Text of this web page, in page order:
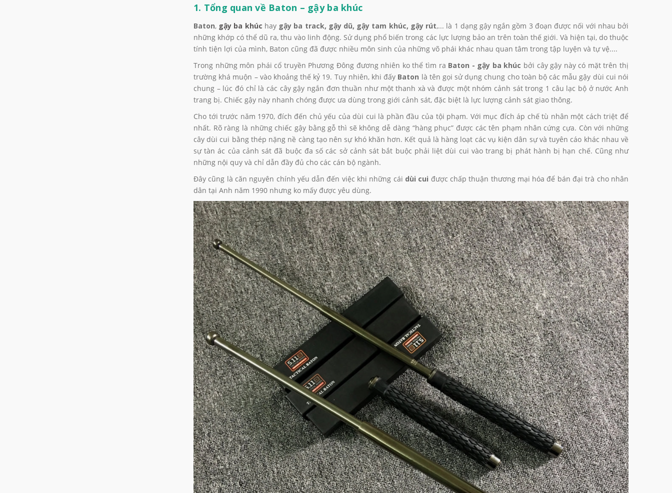
1. Tổng quan về Baton – gậy ba khúc
Baton, gậy ba khúc hay gậy ba track, gậy dũ, gậy tam khúc, gậy rút,... là 1 dạng gậy ngắn gồm 3 đoạn được nối với nhau bởi
những khớp có thể dũ ra, thu vào linh động. Sử dụng phổ biến trong các lực lượng bảo an trên toàn thế giới. Và hiện tại, do thuộc
tính tiện lợi của mình, Baton cũng đã được nhiều môn sinh của những võ phái khác nhau quan tâm trong tập luyện và tự vệ....
Trong những môn phái cổ truyền Phương Đông đương nhiên ko thể tìm ra Baton - gậy ba khúc bởi cây gậy này có mặt trên thị
trường khá muộn – vào khoảng thế kỷ 19. Tuy nhiên, khi đấy Baton là tên gọi sử dụng chung cho toàn bộ các mẫu gậy dùi cui nói
chung – lúc đó chỉ là các cây gậy ngắn đơn thuần như một thanh xà và được một nhóm cảnh sát trong 1 câu lạc bộ ở nước Anh
trang bị. Chiếc gậy này nhanh chóng được ưa dùng trong giới cảnh sát, đặc biệt là lực lượng cảnh sát giao thông.
Cho tới trước năm 1970, đích đến chủ yếu của dùi cui là phần đầu của tội phạm. Với mục đích áp chế tù nhân một cách triệt để
nhất. Rõ ràng là những chiếc gậy bằng gỗ thì sẽ không dễ dàng “hàng phục” được các tên phạm nhân cứng cựa. Còn với những
cây dùi cui bằng thép nặng nề càng tạo nên sự khó khăn hơn. Kết quả là hàng loạt các vụ kiện dân sự và tuyên cáo khác nhau về
sự tàn ác của cảnh sát đã buộc đa số các sở cảnh sát bắt buộc phải liệt dùi cui vào trang bị phát hành bị hạn chế. Cũng như
những nội quy và chỉ dẫn đầy đủ cho các cán bộ ngành.
Đây cũng là căn nguyên chính yếu dẫn đến việc khi những cái dùi cui được chấp thuận thương mại hóa để bán đại trà cho nhân
dân tại Anh năm 1990 nhưng ko mấy được yêu dùng.